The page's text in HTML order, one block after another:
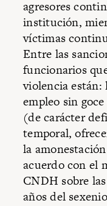
agresores
institución,
víctimas
Entre las
funcionarios
violencia están:
empleo sin
(de carácter
temporal,
la
acuerdo con el
CNDH sobre
años del